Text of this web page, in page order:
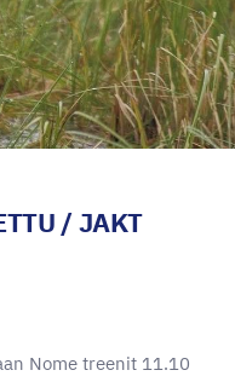
/ JAKT
Nome treenit 11.10